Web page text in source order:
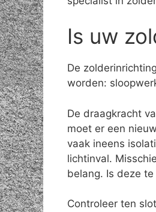
Is uw
De
worden:
De draagkracht
moet er een
vaak ineens
lichtinval.
belang. Is deze
Controleer ten